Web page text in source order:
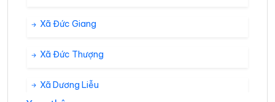
Xã Đức Giang
Xã Đức Thượng
Xã Dương Liễu